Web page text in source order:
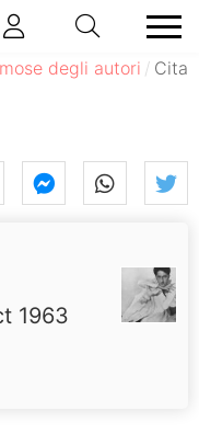
degli autori
1963